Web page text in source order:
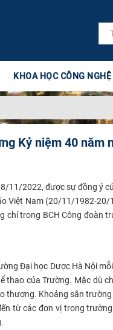
KHOA HỌC CÔNG NGHỆ
Kỷ niệm 40 năm
11/2022, được sự đồng ý
Việt Nam (20/11/1982-
chí trong BCH Công đoàn
Đại học Dược Hà Nội
của Trường. Mặc dù
thượng. Khoảng sân trường
từ các đơn vịtrong